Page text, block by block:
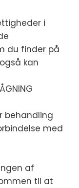
i
du finder på
kan
behandling
med
af
til at